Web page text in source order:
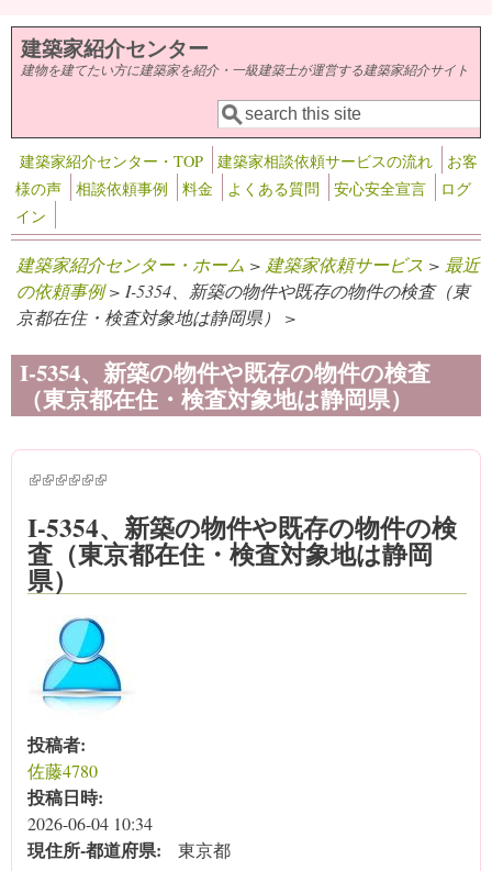
メインコンテンツに移動
建築家紹介センター
建物を建てたい方に建築家を紹介・一級建築士が運営する建築家紹介サイト
検索フォーム
検索
建築家紹介センター・TOP 建築家相談依頼サービスの流れ
お客
様の声
相談依頼事例 料金 よくある質問 安心安全宣言
ログ
イン
建築家紹介センター・ホーム > 建築家依頼サービス > 最近
の依頼事例> I-5354、新築の物件や既存の物件の検査（東
京都在住・検査対象地は静岡県） >
I-5354、新築の物件や既存の物件の検査
（東京都在住・検査対象地は静岡県）
(link is external)
(link is external)
(link is external)
(link is external)
(link is external)
(link is external)
I-5354、新築の物件や既存の物件の検
査（東京都在住・検査対象地は静岡
県）
投稿者:
佐藤4780
投稿日時:
2026-06-04 10:34
現住所‐都道府県: 東京都